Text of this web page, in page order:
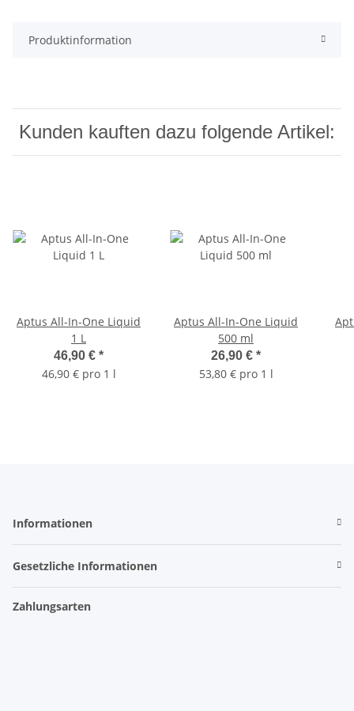
Produktinformation
Kunden kauften dazu folgende Artikel:
Aptus All-In-One Liquid
1 L
46,90 € *
46,90 € pro 1 l
Aptus All-In-One Liquid
500 ml
26,90 € *
53,80 € pro 1 l
Informationen
Gesetzliche Informationen
Zahlungsarten